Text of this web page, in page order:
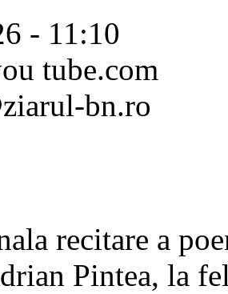
- 11:10
tube.com
bn.ro
recitare a
Pintea, la